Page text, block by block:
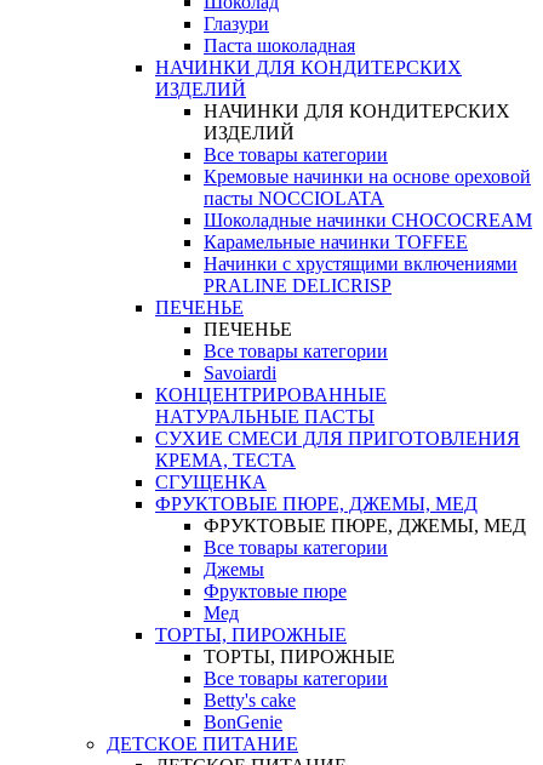
Глазури
Паста шоколадная
НАЧИНКИ ДЛЯ КОНДИТЕРСКИХ
ИЗДЕЛИЙ
НАЧИНКИ ДЛЯ КОНДИТЕРСКИХ
ИЗДЕЛИЙ
Все товары категории
Кремовые начинки на основе ореховой
пасты NOCCIOLATA
Шоколадные начинки CHOCOCREAM
Карамельные начинки TOFFEE
Начинки с хрустящими включениями
PRALINE DELICRISP
ПЕЧЕНЬЕ
ПЕЧЕНЬЕ
Все товары категории
Savoiardi
КОНЦЕНТРИРОВАННЫЕ
НАТУРАЛЬНЫЕ ПАСТЫ
СУХИЕ СМЕСИ ДЛЯ ПРИГОТОВЛЕНИЯ
КРЕМА, ТЕСТА
СГУЩЕНКА
ФРУКТОВЫЕ ПЮРЕ, ДЖЕМЫ, МЕД
ФРУКТОВЫЕ ПЮРЕ, ДЖЕМЫ, МЕД
Все товары категории
Джемы
Фруктовые пюре
Мед
ТОРТЫ, ПИРОЖНЫЕ
ТОРТЫ, ПИРОЖНЫЕ
Все товары категории
Betty's cake
BonGenie
ДЕТСКОЕ ПИТАНИЕ